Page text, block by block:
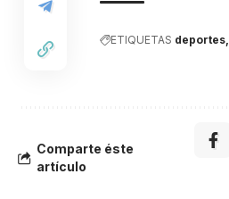
ETIQUETAS deportes
Comparte éste
artículo